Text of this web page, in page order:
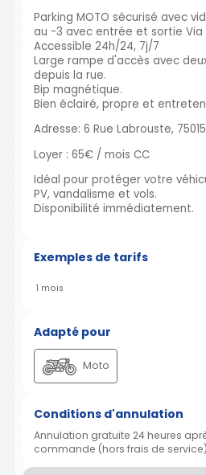
Parking MOTO sécurisé avec
au -3 avec entrée et sortie Via
Accessible 24h/24, 7j/7
Large rampe d'accès avec
depuis la rue.
Bip magnétique.
Bien éclairé, propre et
Adresse: 6 Rue Labrouste,
Loyer : 65€ / mois CC
Idéal pour protéger votre
PV, vandalisme et vols.
Disponibilité immédiatement.
Exemples de tarifs
1 mois
Adapté pour
Moto
Conditions d'annulation
Annulation gratuite 24 heures
commande (hors frais de service)